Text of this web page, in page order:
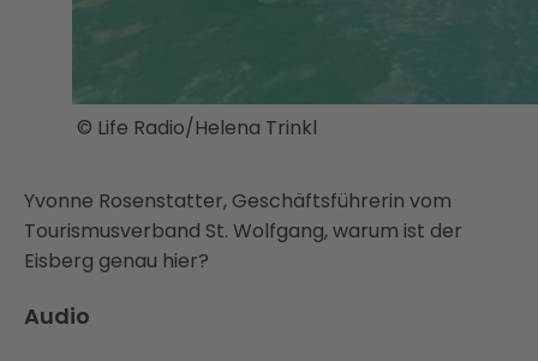
© Life Radio/Helena Trinkl
Yvonne Rosenstatter, Geschäftsführerin vom
Tourismusverband St. Wolfgang, warum ist der
Eisberg genau hier?
Audio